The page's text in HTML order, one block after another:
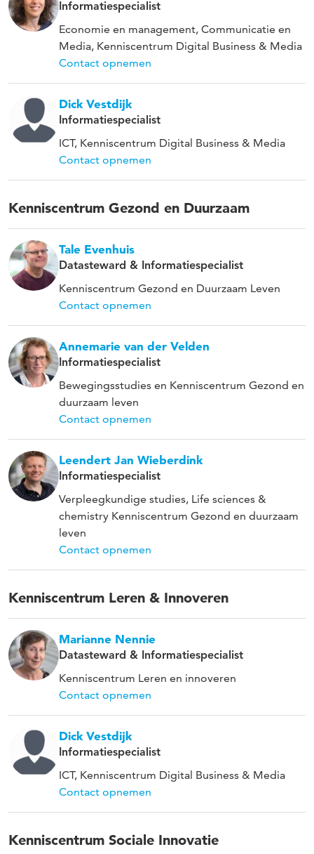
Informatiespecialist
Economie en management, Communicatie en
Media, Kenniscentrum Digital Business & Media
Contact opnemen
Dick Vestdijk
Informatiespecialist
ICT, Kenniscentrum Digital Business & Media
Contact opnemen
Kenniscentrum Gezond en Duurzaam
Tale Evenhuis
Datasteward & Informatiespecialist
Kenniscentrum Gezond en Duurzaam Leven
Contact opnemen
Annemarie van der Velden
Informatiespecialist
Bewegingsstudies en Kenniscentrum Gezond en
duurzaam leven
Contact opnemen
Leendert Jan Wieberdink
Informatiespecialist
Verpleegkundige studies, Life sciences &
chemistry Kenniscentrum Gezond en duurzaam
leven
Contact opnemen
Kenniscentrum Leren & Innoveren
Marianne Nennie
Datasteward & Informatiespecialist
Kenniscentrum Leren en innoveren
Contact opnemen
Dick Vestdijk
Informatiespecialist
ICT, Kenniscentrum Digital Business & Media
Contact opnemen
Kenniscentrum Sociale Innovatie